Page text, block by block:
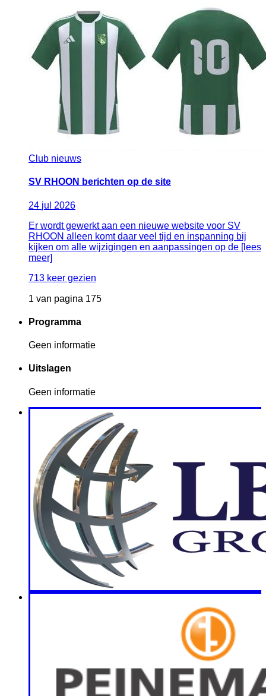
Club nieuws
SV RHOON berichten op de site
24 jul 2026
Er wordt gewerkt aan een nieuwe website voor SV
RHOON alleen komt daar veel tijd en inspanning bij
kijken om alle wijzigingen en aanpassingen op de [lees
meer]
713 keer gezien
1 van pagina 175
Programma
Geen informatie
Uitslagen
Geen informatie